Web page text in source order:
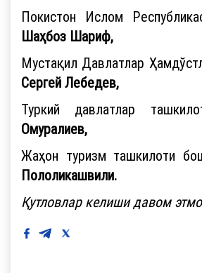
Покистон Ислом
Шаҳбоз Шариф,
Мустақил Давлатлар
Сергей Лебедев,
Туркий давлатлар
Омуралиев,
Жаҳон туризм ташкилоти
Пололикашвили.
Қутловлар келиши давом